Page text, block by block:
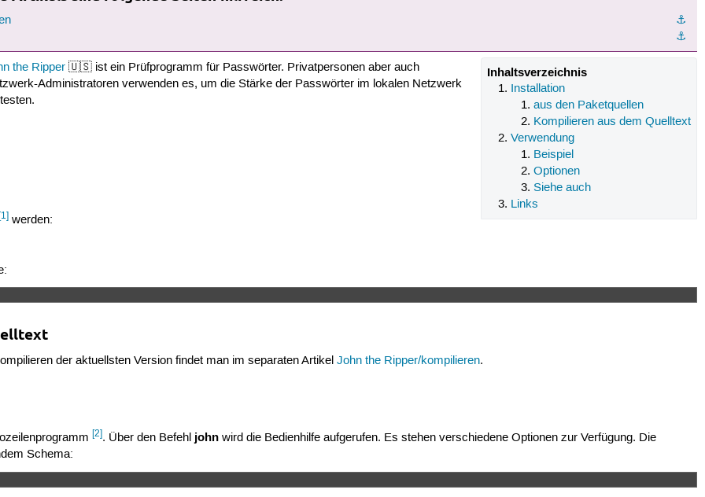
⚓︎
⚓︎
Inhaltsverzeichnis
Installation
aus den Paketquellen
Kompilieren aus dem Quelltext
Verwendung
Beispiel
Optionen
Siehe auch
Links
the Ripper🇺🇸 ist ein Prüfprogramm für Passwörter. Privatpersonen aber auch
Administratoren verwenden es, um die Stärke der Passwörter im lokalen Netzwerk
werden:
der aktuellsten Version findet man im separaten ArtikelJohn the Ripper/kompilieren.
[2]. Über den Befehl john wird die Bedienhilfe aufgerufen. Es stehen verschiedene Optionen zur Verfügung. Die
Schema: